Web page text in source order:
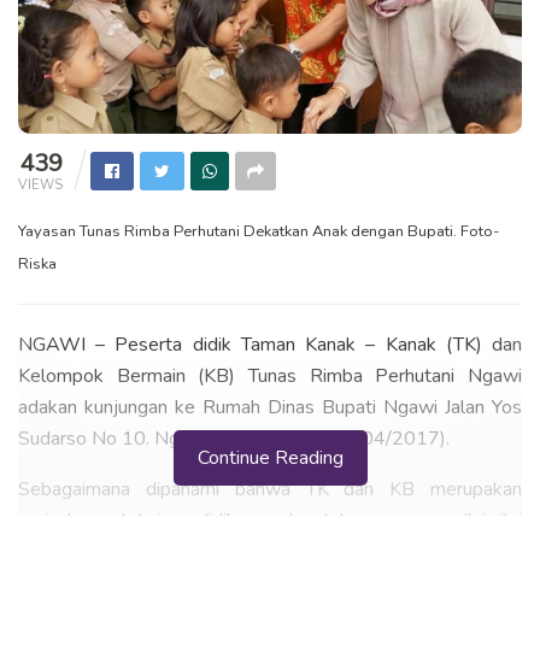
439
VIEWS
Yayasan Tunas Rimba Perhutani Dekatkan Anak dengan Bupati. Foto-
Riska
NGAWI – Peserta didik Taman Kanak – Kanak (TK) dan
Kelompok Bermain (KB) Tunas Rimba Perhutani Ngawi
adakan kunjungan ke Rumah Dinas Bupati Ngawi Jalan Yos
Sudarso No 10. Ngawi, hari ini Jumat (28/04/2017).
Sebagaimana dipahami bahwa TK dan KB merupakan
periode awal dari pendidikan anak untuk penanaman nilai nilai
Continue Reading